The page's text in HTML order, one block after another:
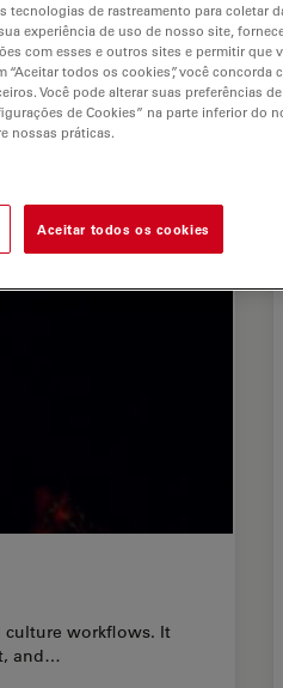
culture workflows. It
and…
tecnologias de rastreamento para coletar
experiência de uso de nosso site,
com esses e outros sites e permitir que
todos os cookies”, você concorda
Você pode alterar suas preferências de
de Cookies” na parte inferior do
nossas práticas.
Aceitar todos os cookies